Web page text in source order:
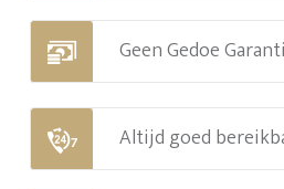
Geen Gedoe
Altijd goed